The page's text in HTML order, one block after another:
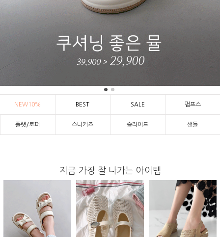
NEW10% BEST SALE 펌프스
플랫/로퍼 스니커즈 슬라이드 샌들
지금 가장 잘 나가는 아이템